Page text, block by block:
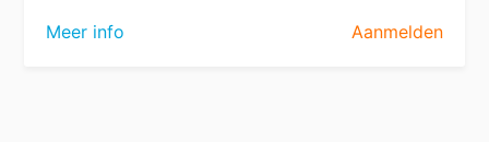
Meer info
Aanmelden